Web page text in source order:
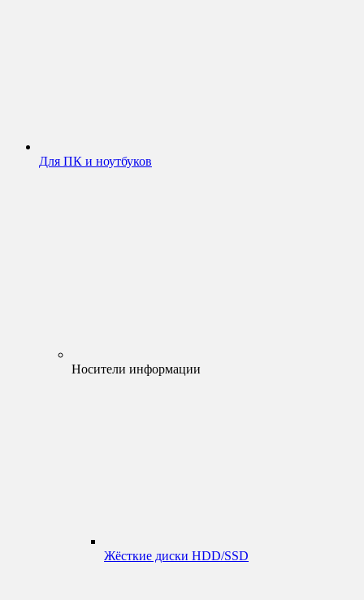
Для ПК и ноутбуков
Носители информации
Жёсткие диски HDD/SSD